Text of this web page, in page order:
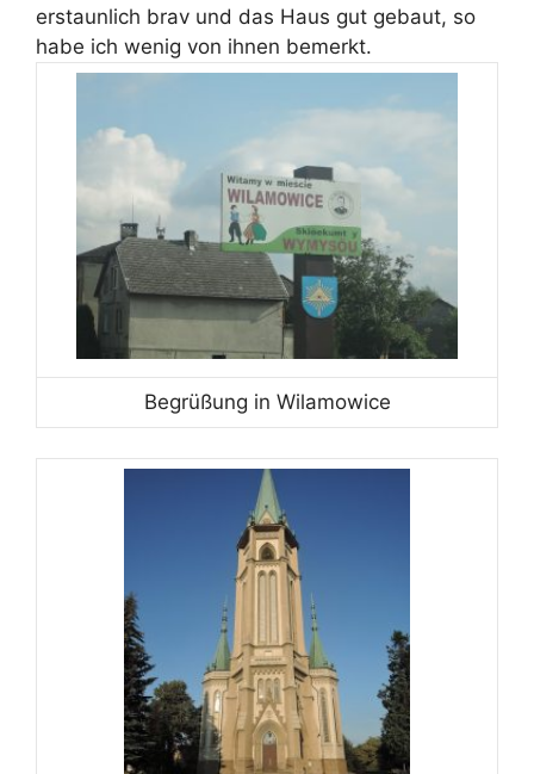
erstaunlich brav und das Haus gut gebaut, so
habe ich wenig von ihnen bemerkt.
Begrüßung in Wilamowice